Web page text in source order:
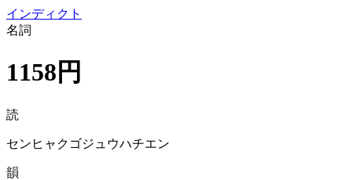
インディクト
名詞
1158円
読
センヒャクゴジュウハチエン
韻